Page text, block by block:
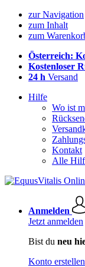
zur Navigation
zum Inhalt
zum
Österreich:
Kostenloser
24 h Versand
Hilfe
Wo ist
Kontakt
Alle
Anmelden
Jetzt anmelden
Bist du neu
Konto erstellen